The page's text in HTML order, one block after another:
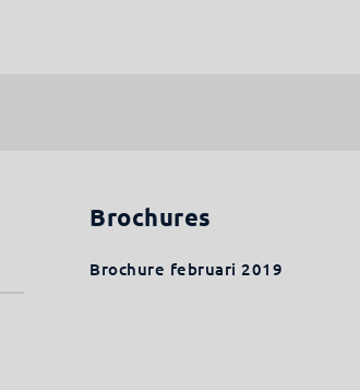
Brochures
Brochure februari 2019